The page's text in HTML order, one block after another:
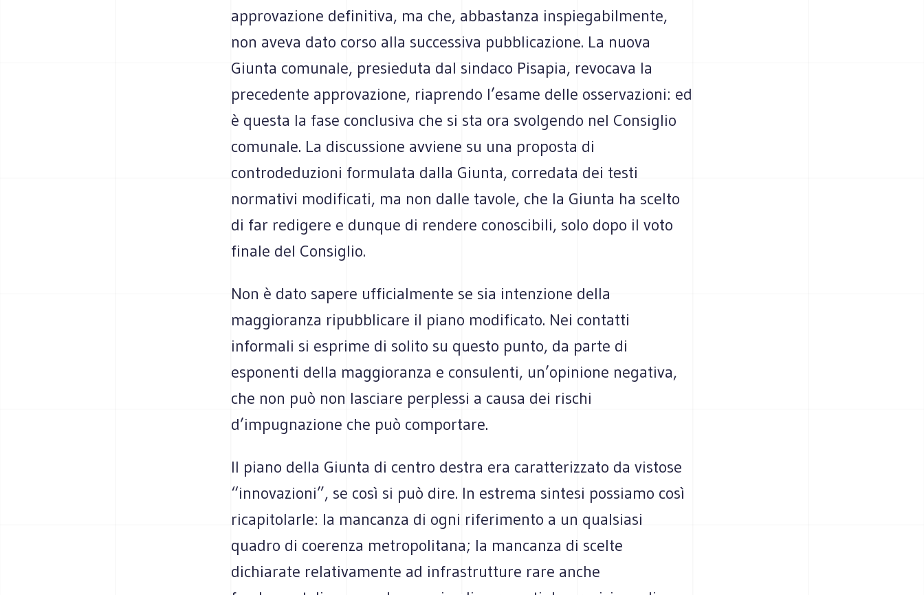
approvazione definitiva, ma che, abbastanza inspiegabilmente,
non aveva dato corso alla successiva pubblicazione. La nuova
Giunta comunale, presieduta dal sindaco Pisapia, revocava la
precedente approvazione, riaprendo l’esame delle osservazioni: ed
è questa la fase conclusiva che si sta ora svolgendo nel Consiglio
comunale. La discussione avviene su una proposta di
controdeduzioni formulata dalla Giunta, corredata dei testi
normativi modificati, ma non dalle tavole, che la Giunta ha scelto
di far redigere e dunque di rendere conoscibili, solo dopo il voto
finale del Consiglio.
Non è dato sapere ufficialmente se sia intenzione della
maggioranza ripubblicare il piano modificato. Nei contatti
informali si esprime di solito su questo punto, da parte di
esponenti della maggioranza e consulenti, un’opinione negativa,
che non può non lasciare perplessi a causa dei rischi
d’impugnazione che può comportare.
Il piano della Giunta di centro destra era caratterizzato da vistose
“innovazioni”, se così si può dire. In estrema sintesi possiamo così
ricapitolarle: la mancanza di ogni riferimento a un qualsiasi
quadro di coerenza metropolitana; la mancanza di scelte
dichiarate relativamente ad infrastrutture rare anche